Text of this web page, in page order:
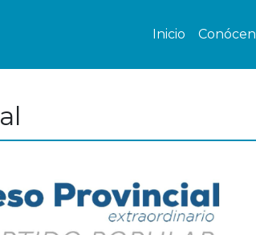
Inicio